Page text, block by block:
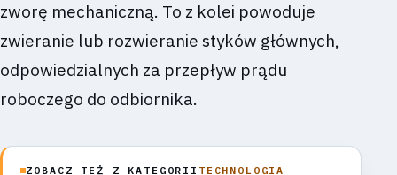
zworę mechaniczną. To z kolei powoduje
zwieranie lub rozwieranie styków głównych,
odpowiedzialnych za przepływ prądu
roboczego do odbiornika.
ZOBACZ TEŻ Z KATEGORII TECHNOLOGIA